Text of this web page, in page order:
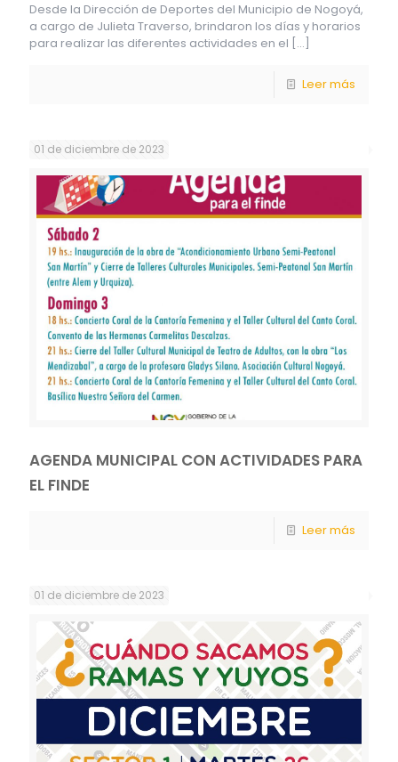
Desde la Dirección de Deportes del Municipio de Nogoyá,
a cargo de Julieta Traverso, brindaron los días y horarios
para realizar las diferentes actividades en el […]
Leer más
01 de diciembre de 2023
AGENDA MUNICIPAL CON ACTIVIDADES PARA
EL FINDE
Leer más
01 de diciembre de 2023